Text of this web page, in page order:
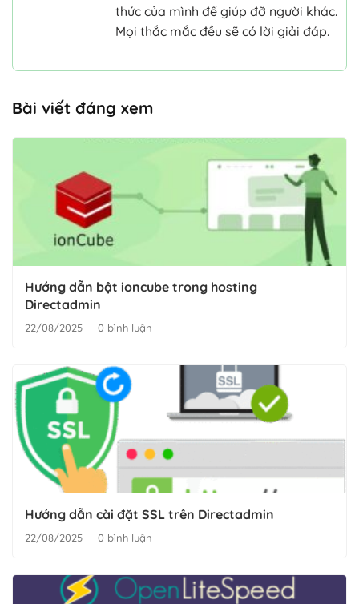
thức của mình để giúp đỡ người khác.
Mọi thắc mắc đều sẽ có lời giải đáp.
Bài viết đáng xem
Hướng dẫn bật ioncube trong hosting
Directadmin
22/08/2025 0 bình luận
Hướng dẫn cài đặt SSL trên Directadmin
22/08/2025 0 bình luận